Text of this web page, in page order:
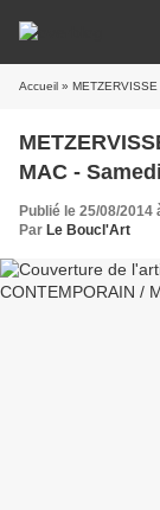
Accueil » METZERVISSE -
MAC -
Publié le 25/08/2014
Par Le Boucl'Art